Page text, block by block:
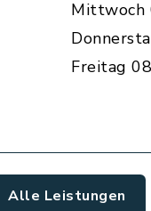
Mittwoch
Freitag
Alle Leistungen